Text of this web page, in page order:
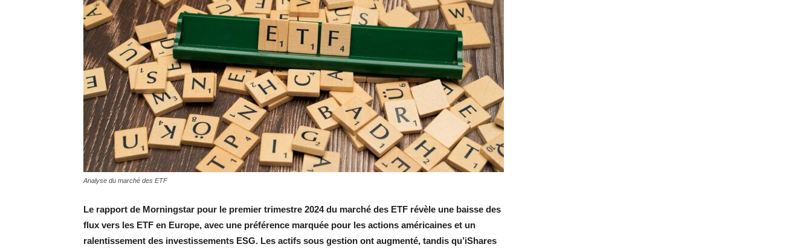
Analyse du marché des ETF
Le rapport de Morningstar pour le premier trimestre 2024 du marché des ETF révèle une baisse des
flux vers les ETF en Europe, avec une préférence marquée pour les actions américaines et un
ralentissement des investissements ESG. Les actifs sous gestion ont augmenté, tandis qu’iShares